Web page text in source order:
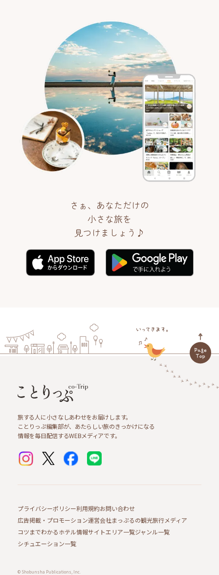
さぁ、あなただけの
小さな旅を
見つけましょう♪
旅する人に小さなしあわせをお届けします。
ことりっぷ編集部が、あたらしい旅のきっかけになる
情報を毎日配信するWEBメディアです。
プライバシーポリシー利用規約お問い合わせ
広告掲載・プロモーション運営会社まっぷるの観光旅行メディア
コツまでわかるホテル情報サイトエリア一覧ジャンル一覧
シチュエーション一覧
© Shobunsha Publications, Inc.